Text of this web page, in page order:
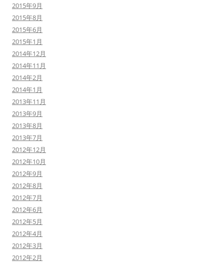
2015年9月
2015年8月
2015年6月
2015年1月
2014年12月
2014年11月
2014年2月
2014年1月
2013年11月
2013年9月
2013年8月
2013年7月
2012年12月
2012年10月
2012年9月
2012年8月
2012年7月
2012年6月
2012年5月
2012年4月
2012年3月
2012年2月